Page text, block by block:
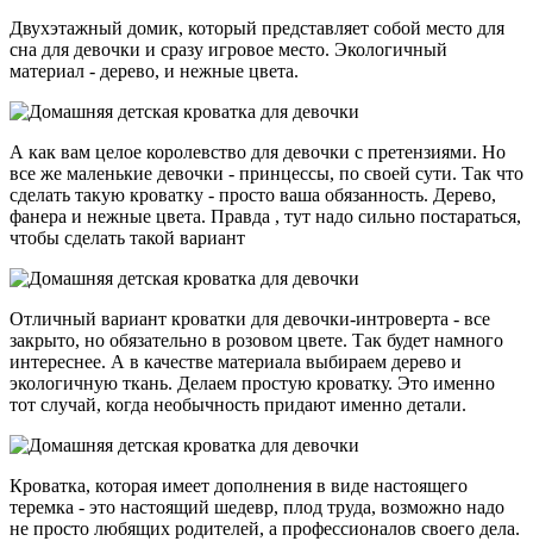
Двухэтажный домик, который представляет собой место для
сна для девочки и сразу игровое место. Экологичный
материал - дерево, и нежные цвета.
А как вам целое королевство для девочки с претензиями. Но
все же маленькие девочки - принцессы, по своей сути. Так что
сделать такую кроватку - просто ваша обязанность. Дерево,
фанера и нежные цвета. Правда , тут надо сильно постараться,
чтобы сделать такой вариант
Отличный вариант кроватки для девочки-интроверта - все
закрыто, но обязательно в розовом цвете. Так будет намного
интереснее. А в качестве материала выбираем дерево и
экологичную ткань. Делаем простую кроватку. Это именно
тот случай, когда необычность придают именно детали.
Кроватка, которая имеет дополнения в виде настоящего
теремка - это настоящий шедевр, плод труда, возможно надо
не просто любящих родителей, а профессионалов своего дела.